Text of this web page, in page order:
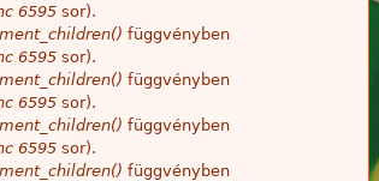
6595 sor).
függvényben
6595 sor).
függvényben
6595 sor).
függvényben
6595 sor).
függvényben